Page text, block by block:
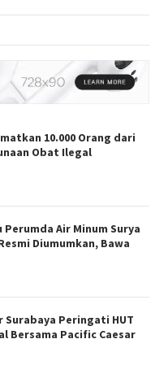
10.000 Orang dari
Obat Ilegal
Air Minum Surya
Diumumkan, Bawa
Surabaya Peringati HUT
Bersama Pacific Caesar